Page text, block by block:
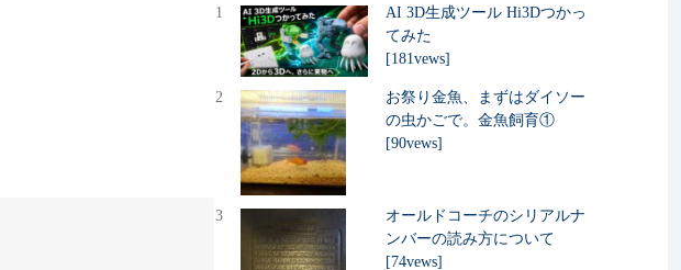
1
AI 3D生成ツール Hi3Dつかっ
てみた
[181vews]
2
お祭り金魚、まずはダイソー
の虫かごで。金魚飼育①
[90vews]
3
オールドコーチのシリアルナ
ンバーの読み方について
[74vews]